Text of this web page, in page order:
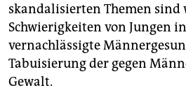
skandalisierten Themen sind
Schwierigkeiten von Jungen
vernachlässigte
Tabuisierung der gegen
Gewalt.